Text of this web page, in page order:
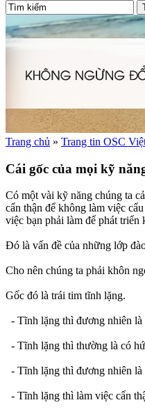
Trang chủ » Trang tin OSC
Cái gốc của mọi kỹ
Có một vài kỹ năng chúng ta
cẩn thận để không làm việc
việc bạn phải làm để phát
Đó là vấn đề của những lớp
Cho nên chúng ta phải khôn
Gốc đó là trái tim tĩnh lặng.
- Tĩnh lặng thì đương nhiên
- Tĩnh lặng thì thường là có
- Tĩnh lặng thì đương nhiên
- Tĩnh lặng thì làm việc cẩn